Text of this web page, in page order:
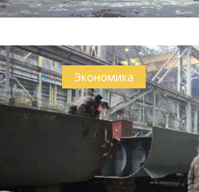
0 Экономика